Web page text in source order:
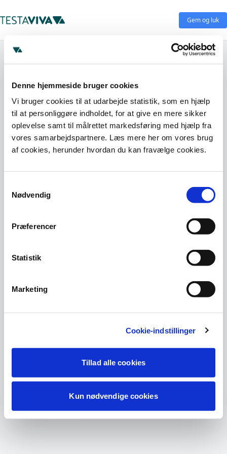
Denne hjemmeside bruger cookies
Vi bruger cookies til at udarbejde statistik, som en hjælp
til at personliggøre indholdet, for at give en mere sikker
oplevelse samt til målrettet markedsføring med hjælp fra
vores samarbejdspartnere. Læs mere her om vores brug
af cookies, herunder hvordan du kan fravælge cookies.
Nødvendig
Præferencer
Statistik
Marketing
Cookie-indstillinger
Tillad alle cookies
Kun nødvendige cookies
Gem og luk